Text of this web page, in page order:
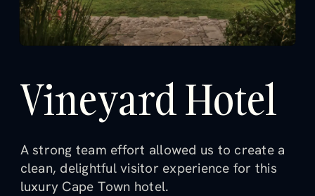
VineyardHotel
A strong team effort allowed us to create a
clean, delightful visitor experience for this
luxury Cape Town hotel.